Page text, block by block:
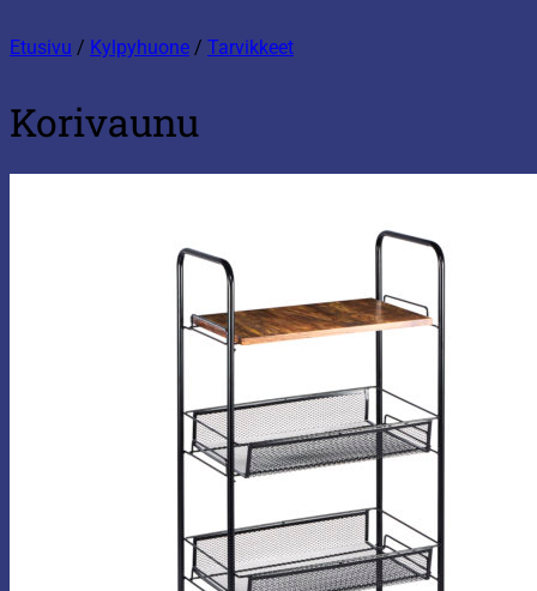
Etusivu / Kylpyhuone / Tarvikkeet
Korivaunu